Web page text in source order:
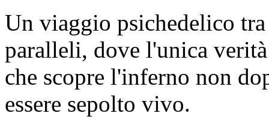
Un viaggio psichedelico
paralleli, dove l'unica
che scopre l'inferno non
essere sepolto vivo.